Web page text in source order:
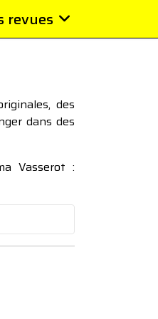
revues
des
dans des
Vasserot :